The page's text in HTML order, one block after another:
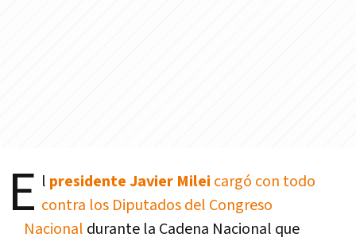
E l presidente Javier Milei cargó con todo
contra los Diputados del Congreso
Nacional durante la Cadena Nacional que